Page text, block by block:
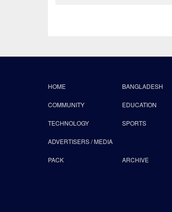
HOME BANGLADESH
COMMUNITY EDUCATION
TECHNOLOGY SPORTS
ADVERTISERS / MEDIA
PACK ARCHIVE